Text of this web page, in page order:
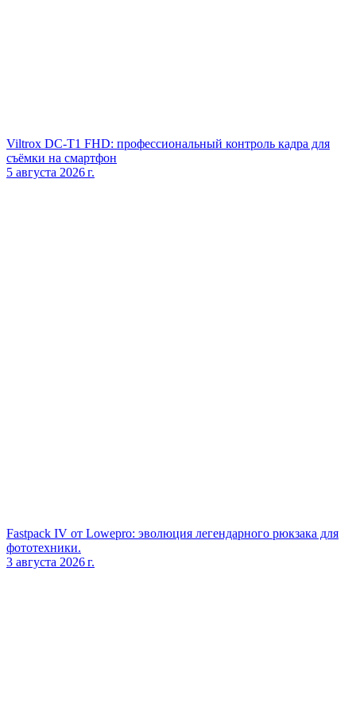
Viltrox DC‑T1 FHD: профессиональный контроль кадра для
съёмки на смартфон
5 августа 2026 г.
Fastpack IV от Lowepro: эволюция легендарного рюкзака для
фототехники.
3 августа 2026 г.